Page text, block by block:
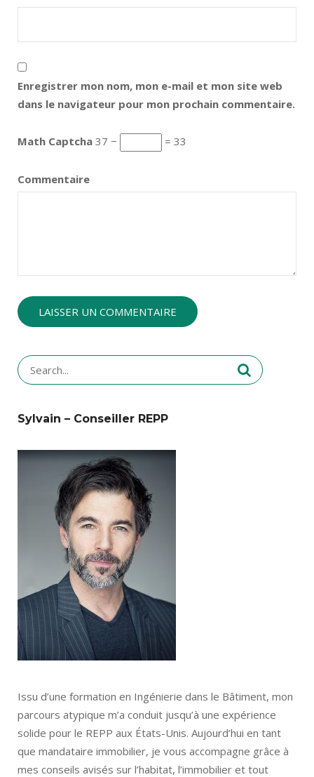
Enregistrer mon nom, mon e-mail et mon site web
dans le navigateur pour mon prochain commentaire.
Math Captcha 37 − = 33
Commentaire
Search
for:
Sylvain – Conseiller REPP
Issu d’une formation en Ingénierie dans le Bâtiment, mon
parcours atypique m’a conduit jusqu’à une expérience
solide pour le REPP aux États-Unis. Aujourd’hui en tant
que mandataire immobilier, je vous accompagne grâce à
mes conseils avisés sur l’habitat, l’immobilier et tout